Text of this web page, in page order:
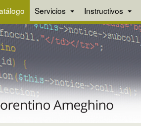
Servicios Instructivos